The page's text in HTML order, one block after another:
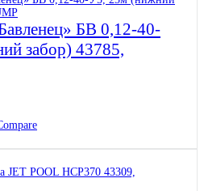
БВ 0,12-40-
забор) 43785,